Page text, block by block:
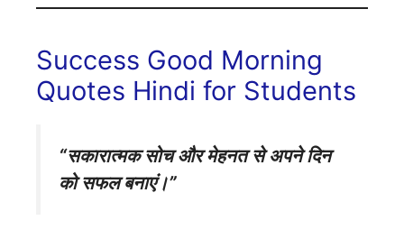
Success Good Morning
Quotes Hindi for Students
“सकारात्मक सोच और मेहनत से अपने दिन
को सफल बनाएं।”